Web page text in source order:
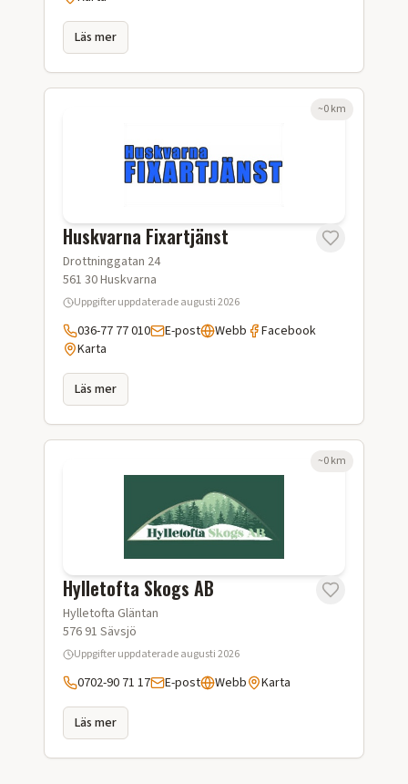
Läs mer
Huskvarna Fixartjänst
Drottninggatan 24
561 30Huskvarna
Uppgifter uppdateradeaugusti 2026
036-77 77 010 E-post Webb
Facebook
Karta
Läs mer
~0km
Hylletofta Skogs AB
Hylletofta Gläntan
576 91 Sävsjö
Uppgifter uppdateradeaugusti 2026
0702-90 71 17 E-post Webb Karta
Läs mer
~0km